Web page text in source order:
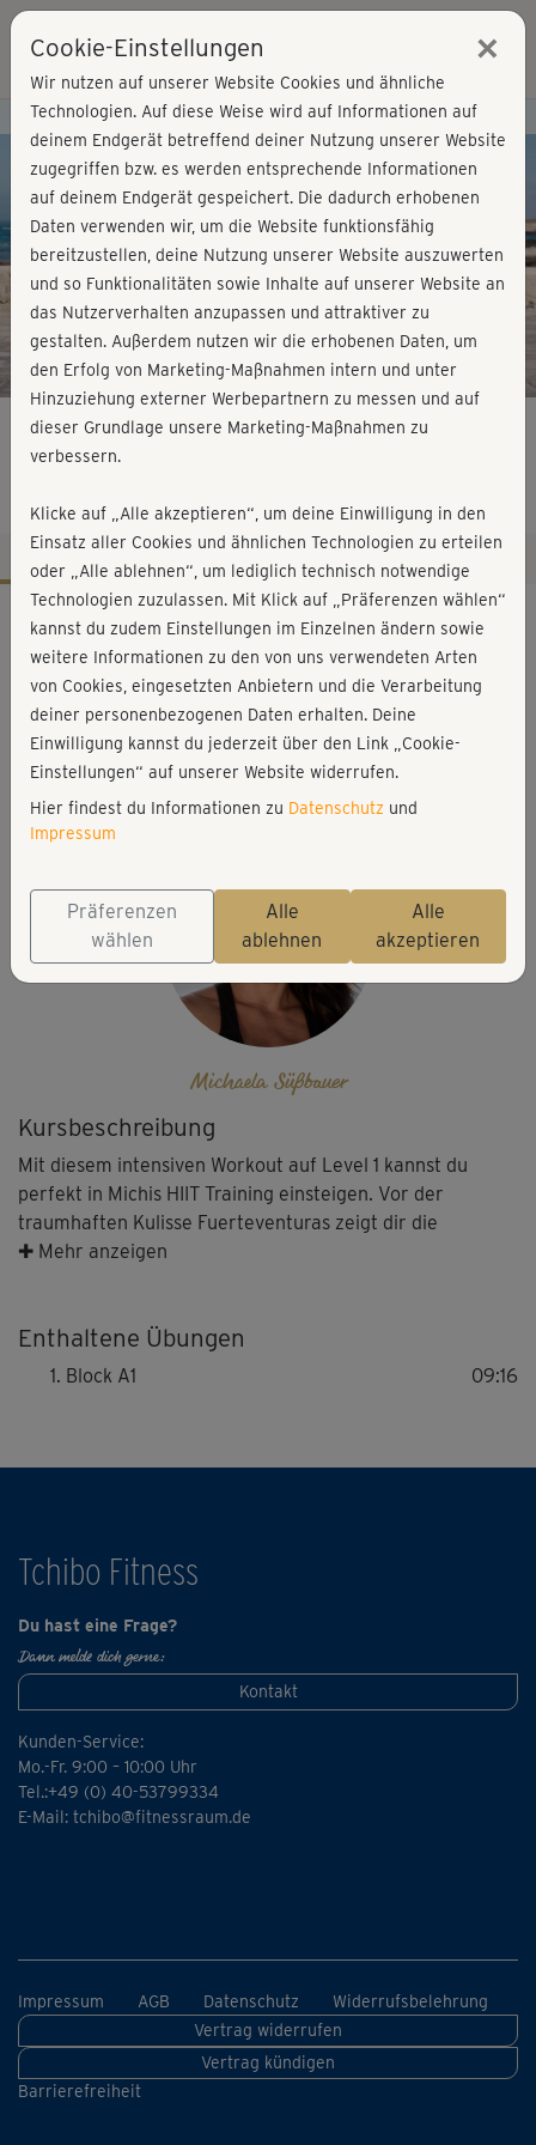
Play
Video
Kursvorschau - Jetzt mitmachen!
HIIT Training - Level 1
Kursbeschreibung
Mit diesem intensiven Workout auf Level 1 kannst du
perfekt in Michis HIIT Training einsteigen. Vor der
traumhaften Kulisse Fuerteventuras zeigt dir die
sympathische Fitnessexpertin kurze Übungsintervalle im
verbrennen. Auf Stufe 1 des Trainings machst du unter
anderem Kniebeugen mit Beinheben, den "Hip Twist"
✚ Mehr anzeigen
Enthaltene Übungen
Block A1 09:16
Workout-Facts
leicht
9 Min
92 kcal
Michaela Süßbauer
Matte, etwas zu trinken
Michaela Süßbauer
Tchibo Fitness
Du hast eine Frage?
Dann melde dich gerne:
Kontakt
Kunden-Service:
Mo.-Fr. 9:00 – 10:00 Uhr
Tel.:+49 (0) 40-53799334
E-Mail: tchibo@fitnessraum.de
Impressum AGB Datenschutz
Widerrufsbelehrung
Vertrag widerrufen
Vertrag kündigen
Barrierefreiheit
Cookie-Einstellungen ×
Wir nutzen auf unserer Website Cookies und ähnliche
Technologien. Auf diese Weise wird auf Informationen auf
deinem Endgerät betreffend deiner Nutzung unserer Website
zugegriffen bzw. es werden entsprechende Informationen
auf deinem Endgerät gespeichert. Die dadurch erhobenen
Daten verwenden wir, um die Website funktionsfähig
bereitzustellen, deine Nutzung unserer Website auszuwerten
und so Funktionalitäten sowie Inhalte auf unserer Website an
das Nutzerverhalten anzupassen und attraktiver zu
gestalten. Außerdem nutzen wir die erhobenen Daten, um
den Erfolg von Marketing-Maßnahmen intern und unter
Hinzuziehung externer Werbepartnern zu messen und auf
dieser Grundlage unsere Marketing-Maßnahmen zu
verbessern.
Klicke auf „Alle akzeptieren“, um deine Einwilligung in den
Einsatz aller Cookies und ähnlichen Technologien zu erteilen
oder „Alle ablehnen“, um lediglich technisch notwendige
Technologien zuzulassen. Mit Klick auf „Präferenzen wählen“
kannst du zudem Einstellungen im Einzelnen ändern sowie
weitere Informationen zu den von uns verwendeten Arten
von Cookies, eingesetzten Anbietern und die Verarbeitung
deiner personenbezogenen Daten erhalten. Deine
Einwilligung kannst du jederzeit über den Link „Cookie-
Einstellungen“ auf unserer Website widerrufen.
Hier findest du Informationen zu Datenschutz und
Impressum
Präferenzen
wählen
Alle
ablehnen
Alle
akzeptieren